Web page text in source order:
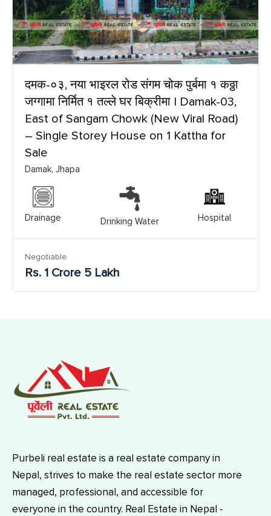
दमक-०३, नया भाइरल रोड संगम चोक पुर्बमा १ कठ्ठा
जग्गामा निर्मित १ तल्ले घर बिक्रीमा | Damak-03,
East of Sangam Chowk (New Viral Road)
– Single Storey House on 1 Kattha for
Sale
Damak, Jhapa
Drainage Drinking Water Hospital
Negotiable
Rs. 1 Crore 5 Lakh
Purbeli real estate is a real estate company in
Nepal, strives to make the real estate sector more
managed, professional, and accessible for
everyone in the country. Real Estate in Nepal -